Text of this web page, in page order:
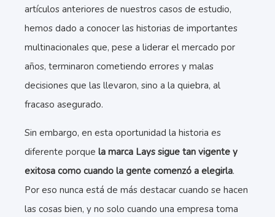
artículos anteriores de nuestros casos de estudio,
hemos dado a conocer las historias de importantes
multinacionales que, pese a liderar el mercado por
años, terminaron cometiendo errores y malas
decisiones que las llevaron, sino a la quiebra, al
fracaso asegurado.
Sin embargo, en esta oportunidad la historia es
diferente porque la marca Lays sigue tan vigente y
exitosa como cuando la gente comenzó a elegirla.
Por eso nunca está de más destacar cuando se hacen
las cosas bien, y no solo cuando una empresa toma